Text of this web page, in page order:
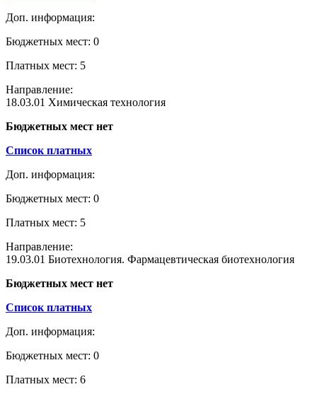
Доп. информация:
Бюджетных мест: 0
Платных мест: 5
Направление:
18.03.01 Химическая технология
Бюджетных мест нет
Список платных
Доп. информация:
Бюджетных мест: 0
Платных мест: 5
Направление:
19.03.01 Биотехнология. Фармацевтическая биотехнология
Бюджетных мест нет
Список платных
Доп. информация:
Бюджетных мест: 0
Платных мест: 6